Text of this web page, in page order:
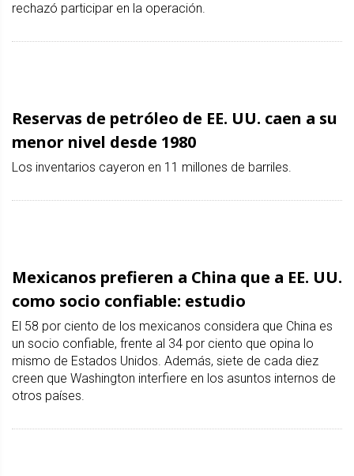
rechazó participar en la operación.
Reservas de petróleo de EE. UU. caen a su
menor nivel desde 1980
Los inventarios cayeron en 11 millones de barriles.
Mexicanos prefieren a China que a EE. UU.
como socio confiable: estudio
El 58 por ciento de los mexicanos considera que China es
un socio confiable, frente al 34 por ciento que opina lo
mismo de Estados Unidos. Además, siete de cada diez
creen que Washington interfiere en los asuntos internos de
otros países.